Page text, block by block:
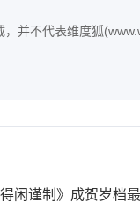
并不代表维度狐
得闲谨制》成贺岁档